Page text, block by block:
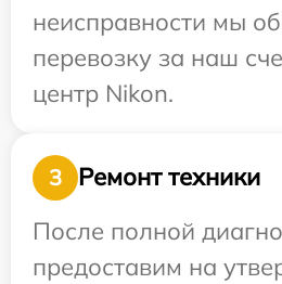
неисправности мы
перевозку за наш
центр Nikon.
3
Ремонт техники
После полной
предоставим на